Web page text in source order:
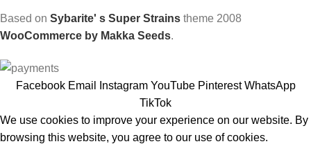
Based on Sybarite' s Super Strains theme 2008
WooCommerce by Makka Seeds.
Facebook Email Instagram YouTube Pinterest WhatsApp
TikTok
We use cookies to improve your experience on our website. By
browsing this website, you agree to our use of cookies.